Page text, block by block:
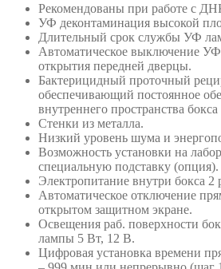
Рекомендованы при работе с
УФ деконтаминация высокой
Длительный срок службы УФ
Автоматическое выключение
открытия передней дверцы.
Бактерицидный проточный
обеспечивающий постоянное
внутреннего пространства
Стенки из металла.
Низкий уровень шума и
Возможность установки на
специальную подставку (опция).
Электропитание внутри бокса 2
Автоматическое отключение
открытом защитном экране.
Освещения раб. поверхности
лампы 5 Вт, 12 В.
Цифровая установка времени